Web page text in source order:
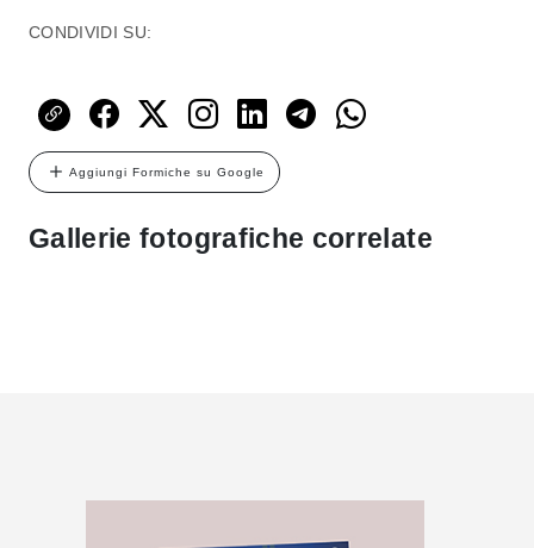
CONDIVIDI SU:
Aggiungi Formiche su Google
Gallerie fotografiche correlate